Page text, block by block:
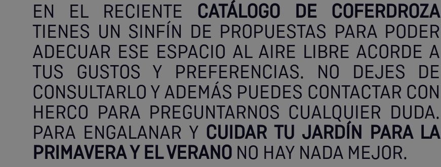
EN EL RECIENTE CATÁLOGO DE COFERDROZA
TIENES UN SINFÍN DE PROPUESTAS PARA PODER
ADECUAR ESE ESPACIO AL AIRE LIBRE ACORDE A
TUS GUSTOS Y PREFERENCIAS. NO DEJES DE
CONSULTARLO Y ADEMÁS PUEDES CONTACTAR CON
HERCO PARA PREGUNTARNOS CUALQUIER DUDA.
PARA ENGALANAR Y CUIDAR TU JARDÍN PARA LA
PRIMAVERA Y EL VERANO NO HAY NADA MEJOR.